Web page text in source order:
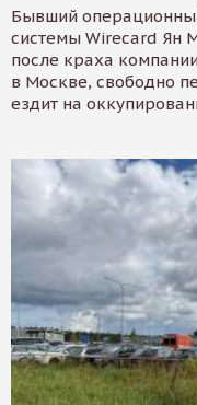
Бывший
системы Wirecard Ян
после краха
в Москве, свободно
ездит на